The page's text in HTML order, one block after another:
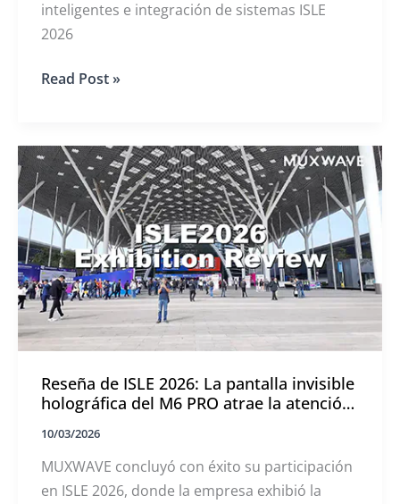
inteligentes e integración de sistemas ISLE
2026
MUXWAVE
en
ISLE
2026
Read Post »
Reseña de ISLE 2026: La pantalla invisible
holográfica del M6 PRO atrae la atención
10/03/2026
MUXWAVE concluyó con éxito su participación
en ISLE 2026, donde la empresa exhibió la